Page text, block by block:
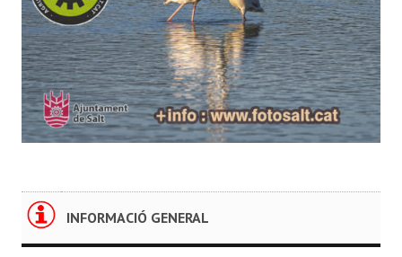
INFORMACIÓ GENERAL